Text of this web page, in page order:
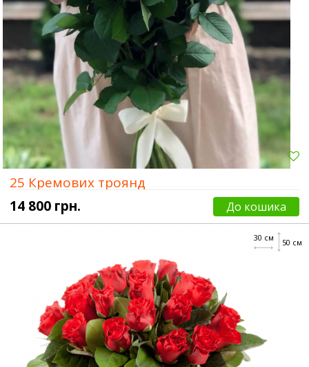
25 Кремових троянд
14 800 грн.
До кошика
50 см
30 см